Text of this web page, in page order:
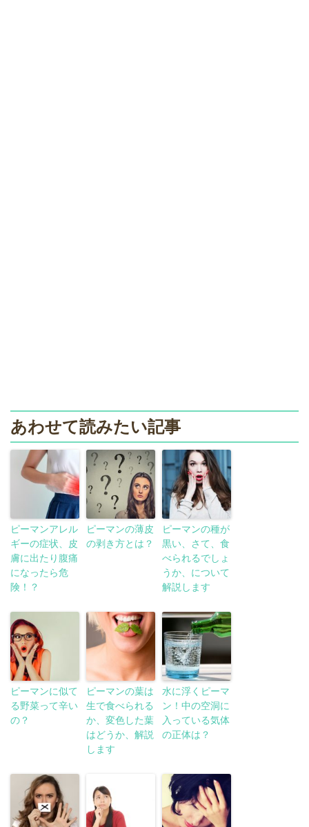
あわせて読みたい記事
ピーマンアレル
ギーの症状、皮
膚に出たり腹痛
になったら危
険！？
ピーマンの薄皮
の剥き方とは？
ピーマンの種が
黒い、さて、食
べられるでしょ
うか、について
解説します
ピーマンに似て
る野菜って辛い
の？
ピーマンの葉は
生で食べられる
か、変色した葉
はどうか、解説
します
水に浮くピーマ
ン！中の空洞に
入っている気体
の正体は？